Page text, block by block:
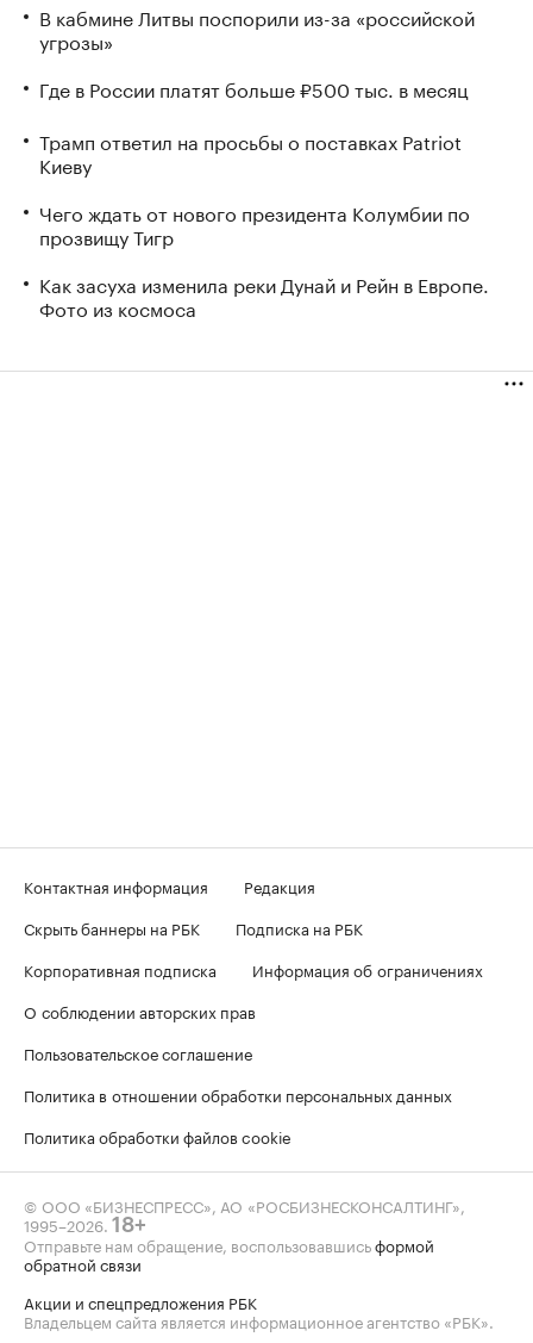
В кабмине Литвы поспорили из-за «российской
угрозы»
Где в России платят больше ₽500 тыс. в месяц
Трамп ответил на просьбы о поставках Patriot
Киеву
Чего ждать от нового президента Колумбии по
прозвищу Тигр
Как засуха изменила реки Дунай и Рейн в Европе.
Фото из космоса
Контактная информация
Редакция
Скрыть баннеры на РБК
Подписка на РБК
Корпоративная подписка
Информация об ограничениях
О соблюдении авторских прав
Пользовательское соглашение
Политика в отношении обработки персональных данных
Политика обработки файлов cookie
© ООО «БИЗНЕСПРЕСС», АО «РОСБИЗНЕСКОНСАЛТИНГ»,
1995–2026 18+
Отправьте нам обращение, воспользовавшисьформой
обратной связи
Акции и спецпредложения РБК
Владельцем сайта является информационное агентство «РБК».